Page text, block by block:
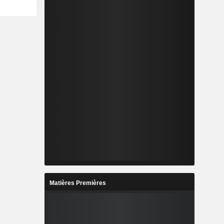
Matières Premières